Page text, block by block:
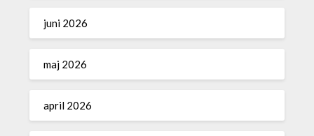
juni 2026
maj 2026
april 2026